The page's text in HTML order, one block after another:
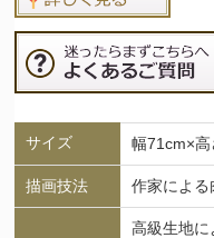
サイズ 幅71cm×高
描画技法 作家によ
高級生地に